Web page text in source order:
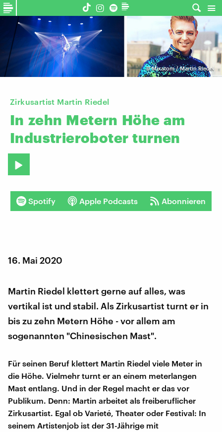
©Mixatom / Martin Riedel
Zirkusartist Martin Riedel
In zehn Metern Höhe am
Industrieroboter turnen
Spotify Apple Podcasts Abonnieren
16. Mai 2020
Martin Riedel klettert gerne auf alles, was
vertikal ist und stabil. Als Zirkusartist turnt er in
bis zu zehn Metern Höhe - vor allem am
sogenannten "Chinesischen Mast".
Für seinen Beruf klettert Martin Riedel viele Meter in
die Höhe. Vielmehr turnt er an einem meterlangen
Mast entlang. Und in der Regel macht er das vor
Publikum. Denn: Martin arbeitet als freiberuflicher
Zirkusartist. Egal ob Varieté, Theater oder Festival: In
seinem Artistenjob ist der 31-Jährige mit